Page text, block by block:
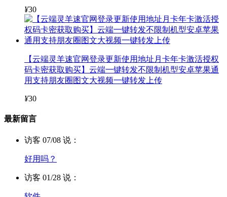
¥30
【云端灵羊速官网登录更新使用地址月卡年卡激活授权
码卡密获取购买】云端一键转发不限制机型安卓苹果通
用支持朋友圈图文大视频一键转发上传
¥30
最新留言
访客 07/08 说：
好用吗？
访客 01/28 说：